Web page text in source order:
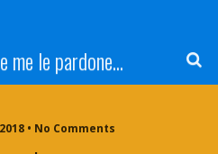
me le pardone...
• No Comments